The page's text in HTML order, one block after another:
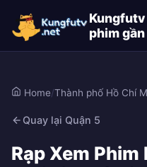
phim gần
Home/Thành phố Hồ Chí
Quay lại Quận 5
Rạp Xem